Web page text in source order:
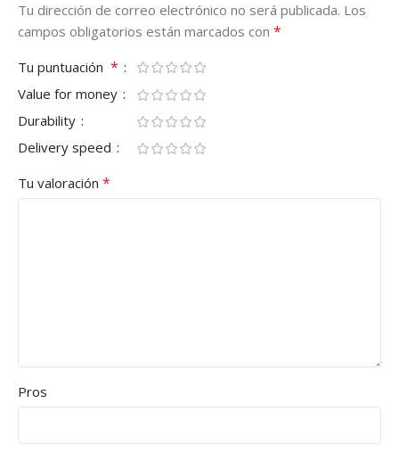
Tu dirección de correo electrónico no será publicada. Los
campos obligatorios están marcados con *
Tu puntuación *
Value for money
Durability
Delivery speed
Tu valoración *
Pros